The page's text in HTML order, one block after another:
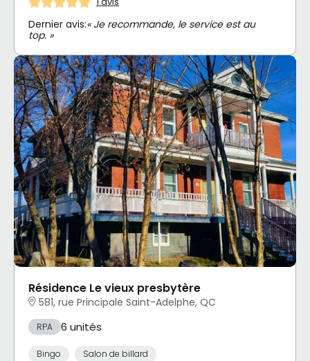
Dernier avis:« Je recommande, le service est au
top. »
Résidence Le vieux presbytère
581, rue Principale Saint-Adelphe, QC
RPA 6 unités
Bingo
Salon de billard